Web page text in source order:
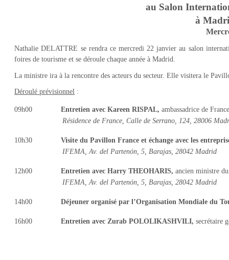
au Salon
à
Nathalie DELATTRE se rendra ce mercredi 22 janvier au salon
foires de tourisme et se déroule chaque année à Madrid.
La ministre ira à la rencontre des acteurs du secteur. Elle visitera le
Déroulé prévisionnel :
09h00Entretien avec KareenRISPAL,ambassadrice de
Résidence de France, Calle de Serrano, 124, 28006
10h30Visite du Pavillon France et échange avec les
IFEMA, Av. del Partenón, 5, Barajas, 28042 Madrid
12h00 Entretien avec HarryTHEOHARIS,ancien ministre
IFEMA, Av. del Partenón, 5, Barajas, 28042 Madrid
14h00Déjeuner organisé par l’Organisation Mondiale du
16h00Entretien avec ZurabPOLOLIKASHVILI,secrétaire